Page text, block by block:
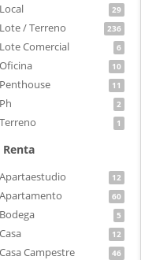
Local 29
Lote / Terreno 236
Lote Comercial 6
Oficina 10
Penthouse 11
Ph 2
Terreno 1
Renta
Apartaestudio 12
Apartamento 60
Bodega 5
Casa 12
Casa Campestre 46